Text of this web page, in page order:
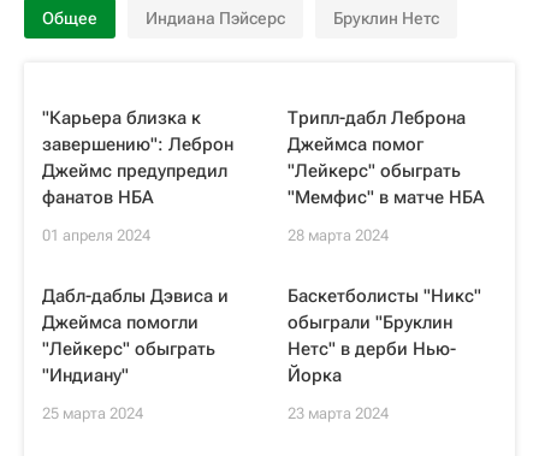
Общее Индиана Пэйсерс Бруклин Нетс
"Карьера близка к
завершению": Леброн
Джеймс предупредил
фанатов НБА
01 апреля 2024
Трипл-дабл Леброна
Джеймса помог
"Лейкерс" обыграть
"Мемфис" в матче НБА
28 марта 2024
Дабл-даблы Дэвиса и
Джеймса помогли
"Лейкерс" обыграть
"Индиану"
25 марта 2024
Баскетболисты "Никс"
обыграли "Бруклин
Нетс" в дерби Нью-
Йорка
23 марта 2024